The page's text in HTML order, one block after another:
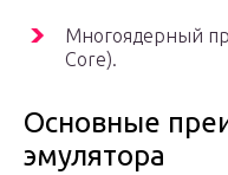
Многоядерный
Core).
Основные
эмулятора